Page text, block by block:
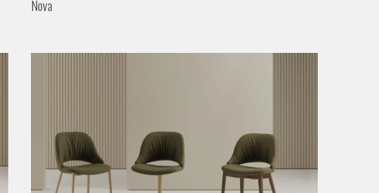
Nova